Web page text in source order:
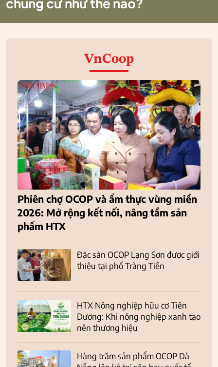
VnCoop
Phiên chợ OCOP và ẩm thực vùng miền
2026: Mở rộng kết nối, nâng tầm sản
phẩm HTX
Đặc sản OCOP Lạng Sơn được giới
thiệu tại phố Tràng Tiền
HTX Nông nghiệp hữu cơ Tiên
Dương: Khi nông nghiệp xanh tạo
nên thương hiệu
Hàng trăm sản phẩm OCOP Đà